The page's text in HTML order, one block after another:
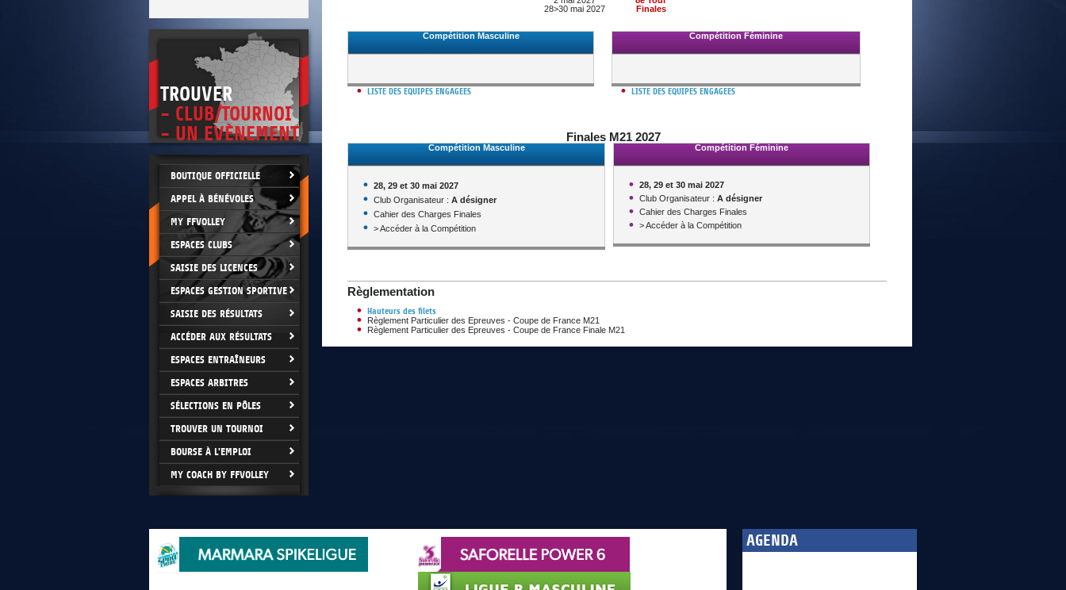
TROUVER
- CLUB/TOURNOI
- UN EVÈNEMENT
BOUTIQUE OFFICIELLE
APPEL À BÉNÉVOLES
MY FFVOLLEY
ESPACES CLUBS
SAISIE DES LICENCES
ESPACES GESTION SPORTIVE
SAISIE DES RÉSULTATS
ACCÉDER AUX RÉSULTATS
ESPACES ENTRAÎNEURS
ESPACES ARBITRES
SÉLECTIONS EN PÔLES
TROUVER UN TOURNOI
BOURSE À L'EMPLOI
MY COACH BY FFVOLLEY
28>30 mai 2027
Finales
Compétition Masculine
LISTE DES EQUIPES ENGAGEES
Compétition Féminine
LISTE DES EQUIPES ENGAGEES
Finales M21 2027
Compétition Masculine
28, 29 et 30 mai 2027
Club Organisateur : A désigner
Cahier des Charges Finales
> Accéder à la Compétition
Compétition Féminine
28, 29 et 30 mai 2027
Club Organisateur : A désigner
Cahier des Charges Finales
> Accéder à la Compétition
Règlementation
Hauteurs des filets
Règlement Particulier des Epreuves - Coupe de France M21
Règlement Particulier des Epreuves - Coupe de France Finale M21
AGENDA